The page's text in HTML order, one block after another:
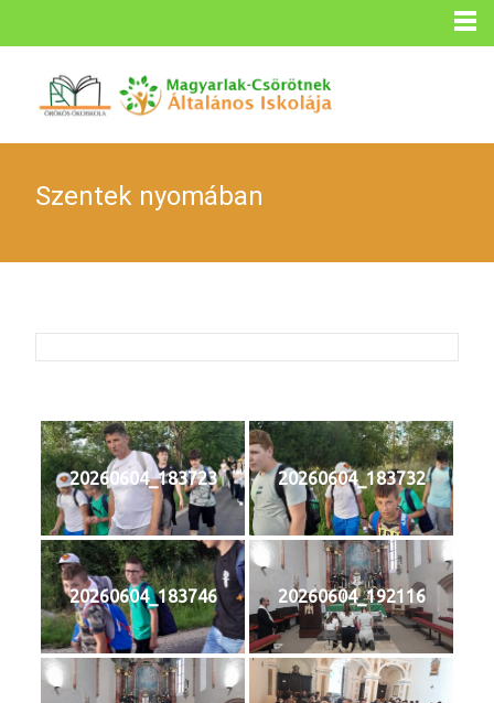
Szentek nyomában
20260604_183723 20260604_183732
20260604_183746 20260604_192116